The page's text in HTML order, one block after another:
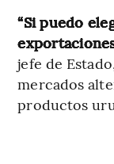
“Si puedo
jefe de
mercados
productos